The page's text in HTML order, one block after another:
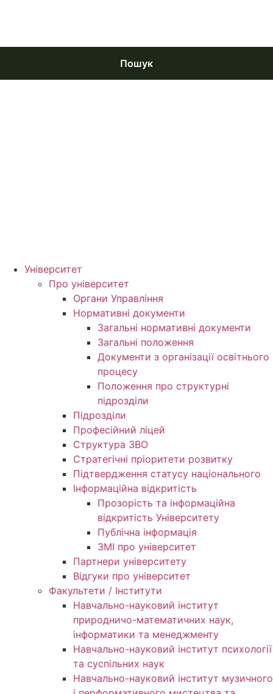
Пошук
Університет
Про університет
Органи Управління
Нормативні документи
Загальні нормативні документи
Загальні положення
Документи з організації освітнього
процесу
Положення про структурні
підрозділи
Підрозділи
Професійний ліцей
Структура ЗВО
Стратегічні пріоритети розвитку
Підтвердження статусу національного
Інформаційна відкритість
Прозорість та інформаційна
відкритість Університету
Публічна інформація
ЗМІ про університет
Партнери університету
Відгуки про університет
Факультети / Інститути
Навчально-науковий інститут
природничо-математичних наук,
інформатики та менеджменту
Навчально-науковий інститут психології
та суспільних наук
Навчально-науковий інститут музичного